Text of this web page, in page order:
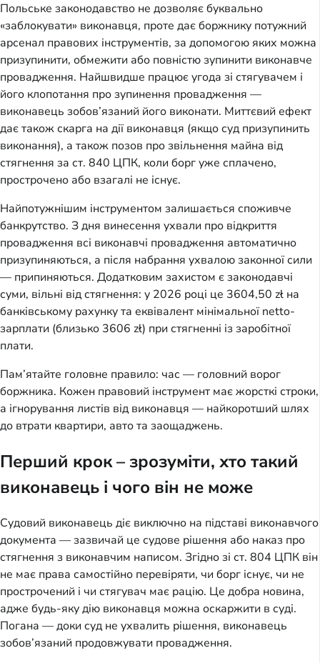
Польське законодавство не дозволяє буквально
«заблокувати» виконавця, проте дає боржнику потужний
арсенал правових інструментів, за допомогою яких можна
призупинити, обмежити або повністю зупинити виконавче
провадження. Найшвидше працює угода зі стягувачем і
його клопотання про зупинення провадження —
виконавець зобов’язаний його виконати. Миттєвий ефект
дає також скарга на дії виконавця (якщо суд призупинить
виконання), а також позов про звільнення майна від
стягнення за ст. 840 ЦПК, коли борг уже сплачено,
прострочено або взагалі не існує.
Найпотужнішим інструментом залишається споживче
банкрутство. З дня винесення ухвали про відкриття
провадження всі виконавчі провадження автоматично
призупиняються, а після набрання ухвалою законної сили
— припиняються. Додатковим захистом є законодавчі
суми, вільні від стягнення: у 2026 році це 3604,50 zł на
банківському рахунку та еквівалент мінімальної netto-
зарплати (близько 3606 zł) при стягненні із заробітної
плати.
Пам’ятайте головне правило: час — головний ворог
боржника. Кожен правовий інструмент має жорсткі строки,
а ігнорування листів від виконавця — найкоротший шлях
до втрати квартири, авто та заощаджень.
Перший крок – зрозуміти, хто такий
виконавець і чого він не може
Судовий виконавець діє виключно на підставі виконавчого
документа — зазвичай це судове рішення або наказ про
стягнення з виконавчим написом. Згідно зі ст. 804 ЦПК він
не має права самостійно перевіряти, чи борг існує, чи не
прострочений і чи стягувач має рацію. Це добра новина,
адже будь-яку дію виконавця можна оскаржити в суді.
Погана — доки суд не ухвалить рішення, виконавець
зобов’язаний продовжувати провадження.